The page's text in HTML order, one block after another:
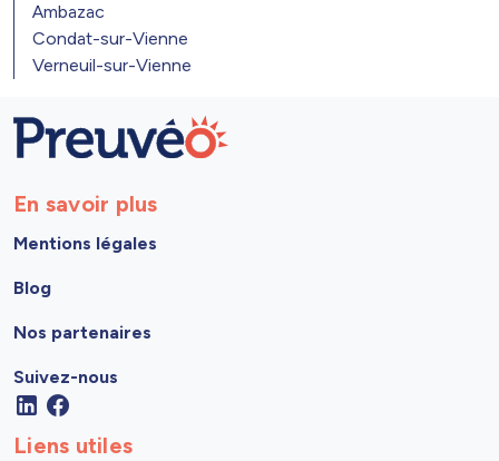
Ambazac
Condat-sur-Vienne
Verneuil-sur-Vienne
En savoir plus
Mentions légales
Blog
Nos partenaires
Suivez-nous
Liens utiles